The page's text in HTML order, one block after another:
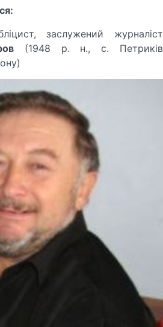
заслужений журна­ліст
(1948 р. н., с. Петриків